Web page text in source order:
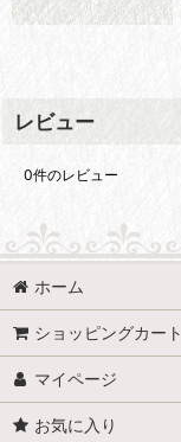
レビュー
0件のレビュー
ホーム
ショッピングカート
マイページ
お気に入り